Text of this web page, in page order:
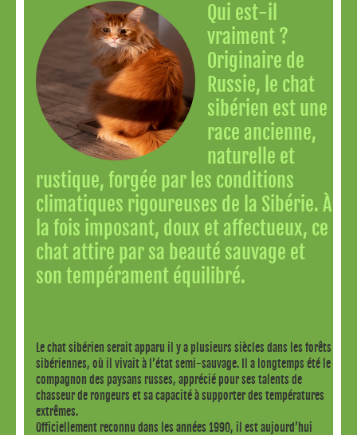
Qui est-il
vraiment ?
Originaire de
Russie, le chat
sibérien est une
race ancienne,
naturelle et
rustique, forgée par les conditions
climatiques rigoureuses de la Sibérie. À
la fois imposant, doux et affectueux, ce
chat attire par sa beauté sauvage et
son tempérament équilibré.
Le chat sibérien serait apparu il y a plusieurs siècles dans les forêts
sibériennes, où il vivait à l’état semi-sauvage. Il a longtemps été le
compagnon des paysans russes, apprécié pour ses talents de
chasseur de rongeurs et sa capacité à supporter des températures
extrêmes.
Officiellement reconnu dans les années 1990, il est aujourd’hui